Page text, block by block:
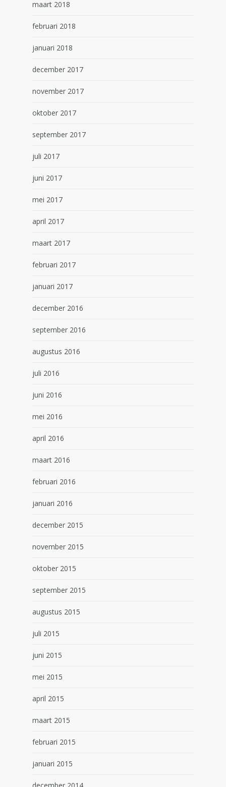
maart 2018
februari 2018
januari 2018
december 2017
november 2017
oktober 2017
september 2017
juli 2017
juni 2017
mei 2017
april 2017
maart 2017
februari 2017
januari 2017
december 2016
september 2016
augustus 2016
juli 2016
juni 2016
mei 2016
april 2016
maart 2016
februari 2016
januari 2016
december 2015
november 2015
oktober 2015
september 2015
augustus 2015
juli 2015
juni 2015
mei 2015
april 2015
maart 2015
februari 2015
januari 2015